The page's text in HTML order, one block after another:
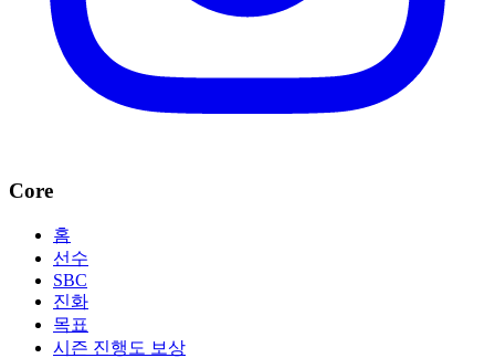
Core
홈
선수
SBC
진화
목표
시즌 진행도 보상